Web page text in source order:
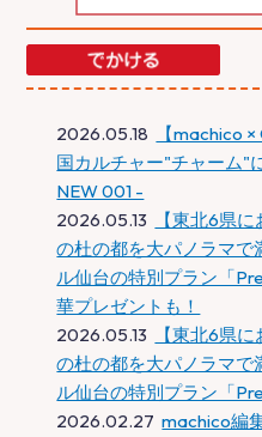
2026.05.18
【machico
国カルチャー"チャーム"
NEW 001 -
2026.05.13
【東北6県
の杜の都を大パノラマで
ル仙台の特別プラン「
華プレゼントも！
2026.05.13
【東北6県
の杜の都を大パノラマで
ル仙台の特別プラン「
2026.02.27machico編